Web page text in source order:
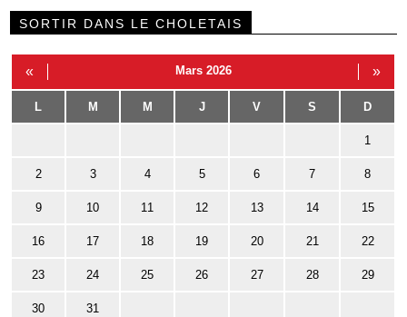
SORTIR DANS LE CHOLETAIS
« Mars 2026 »
L M M J V S D
1
2 3 4 5 6 7 8
9 10 11 12 13 14 15
16 17 18 19 20 21 22
23 24 25 26 27 28 29
30 31